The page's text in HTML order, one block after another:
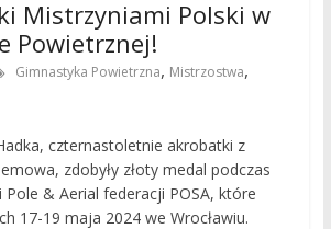
Mistrzyniami Polski w
Powietrznej!
Gimnastyka Powietrzna, Mistrzostwa,
czternastoletnie akrobatki z
zdobyły złoty medal podczas
& Aerial federacji POSA, które
17-19 maja 2024 we Wrocławiu.